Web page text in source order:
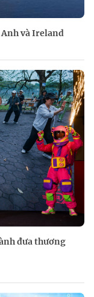
và Ireland
đưa thương